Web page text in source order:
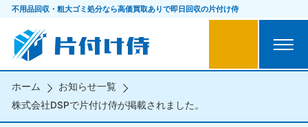
不用品回収・粗大ゴミ処分なら高価買取ありで即日回収の片付け侍
ホーム
お知らせ一覧
株式会社DSPで片付け侍が掲載されました。